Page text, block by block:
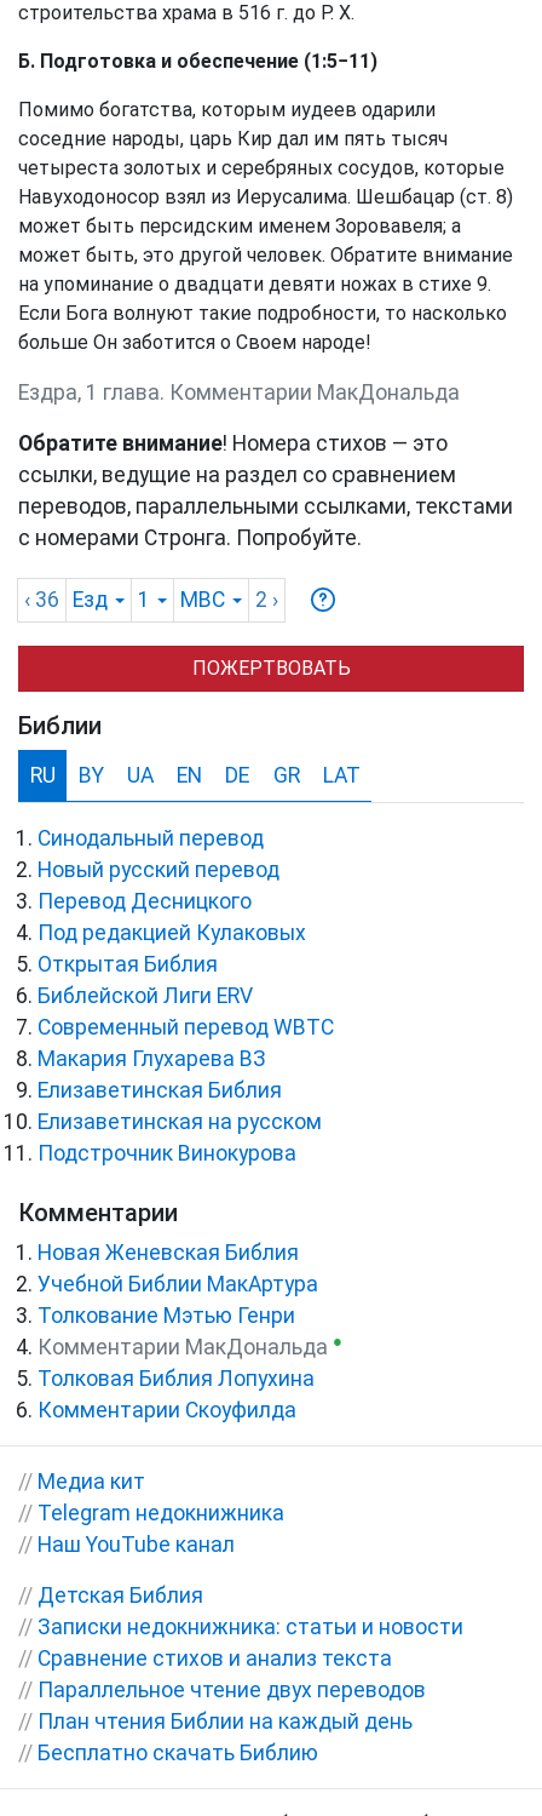
строительства храма в 516 г. до Р. Х.
Б. Подготовка и обеспечение (1:5−11)
Помимо богатства, которым иудеев одарили
соседние народы, царь Кир дал им пять тысяч
четыреста золотых и серебряных сосудов, которые
Навуходоносор взял из Иерусалима. Шешбацар (ст. 8)
может быть персидским именем Зоровавеля; а
может быть, это другой человек. Обратите внимание
на упоминание о двадцати девяти ножах в стихе 9.
Если Бога волнуют такие подробности, то насколько
больше Он заботится о Своем народе!
Ездра, 1 глава. Комментарии МакДональда
Обратите внимание! Номера стихов — это
ссылки, ведущие на раздел со сравнением
переводов, параллельными ссылками, текстами
с номерами Стронга. Попробуйте.
‹ 36 Езд 1 MBC 2 ›
ПОЖЕРТВОВАТЬ
Библии
RU BY UA EN DE GR LAT
Синодальный перевод
Новый русский перевод
Перевод Десницкого
Под редакцией Кулаковых
Открытая Библия
Библейской Лиги ERV
Cовременный перевод WBTC
Макария Глухарева ВЗ
Елизаветинская Библия
Елизаветинская на русском
Подстрочник Винокурова
Комментарии
Новая Женевская Библия
Учебной Библии МакАртура
Толкование Мэтью Генри
Комментарии МакДональда ●
Толковая Библия Лопухина
Комментарии Скоуфилда
// Медиа кит
// Telegram недокнижника
// Наш YouTube канал
// Детская Библия
// Записки недокнижника: статьи и новости
// Сравнение стихов и анализ текста
// Параллельное чтение двух переводов
// План чтения Библии на каждый день
// Бесплатно скачать Библию